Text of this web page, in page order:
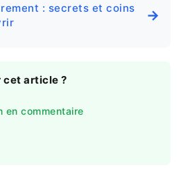
: secrets et coins
→
cet article ?
en commentaire